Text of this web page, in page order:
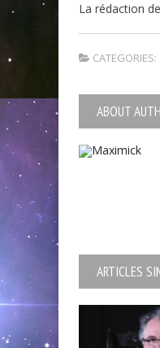
La rédaction
CATEGORIES:
ABOUT
ARTICLES